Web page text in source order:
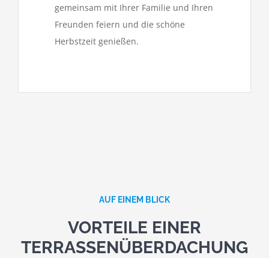
gemeinsam mit Ihrer Familie und Ihren
Freunden feiern und die schöne
Herbstzeit genießen.
AUF EINEM BLICK
VORTEILE EINER
TERRASSENÜBERDACHUNG